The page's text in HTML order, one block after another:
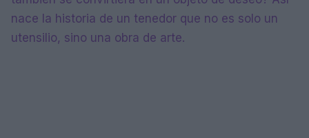
nace la historia de un tenedor que no es solo un
utensilio, sino una obra de arte.